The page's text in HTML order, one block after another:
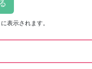
に表示されます。